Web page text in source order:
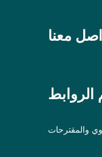
معنا
الروابط
والمقترحات